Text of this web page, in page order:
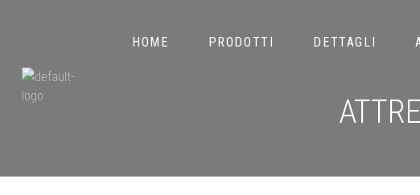
HOME PRODOTTI DETTAGLI